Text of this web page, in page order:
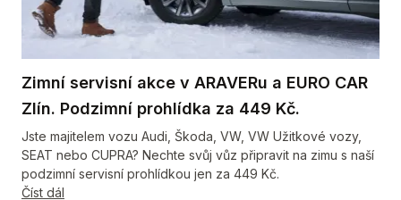
Zimní servisní akce v ARAVERu a EURO CAR
Zlín. Podzimní prohlídka za 449 Kč.
Jste majitelem vozu Audi, Škoda, VW, VW Užitkové vozy,
SEAT nebo CUPRA? Nechte svůj vůz připravit na zimu s naší
podzimní servisní prohlídkou jen za 449 Kč.
Číst dál